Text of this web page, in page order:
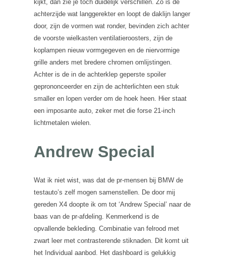
kijkt, dan zie je toch duidelijk verschillen. Zo is de
achterzijde wat langgerekter en loopt de daklijn langer
door, zijn de vormen wat ronder, bevinden zich achter
de voorste wielkasten ventilatieroosters, zijn de
koplampen nieuw vormgegeven en de niervormige
grille anders met bredere chromen omlijstingen.
Achter is de in de achterklep geperste spoiler
geprononceerder en zijn de achterlichten een stuk
smaller en lopen verder om de hoek heen. Hier staat
een imposante auto, zeker met die forse 21-inch
lichtmetalen wielen.
Andrew Special
Wat ik niet wist, was dat de pr-mensen bij BMW de
testauto’s zelf mogen samenstellen. De door mij
gereden X4 doopte ik om tot ‘Andrew Special’ naar de
baas van de pr-afdeling. Kenmerkend is de
opvallende bekleding. Combinatie van felrood met
zwart leer met contrasterende stiknaden. Dit komt uit
het Individual aanbod. Het dashboard is gelukkig